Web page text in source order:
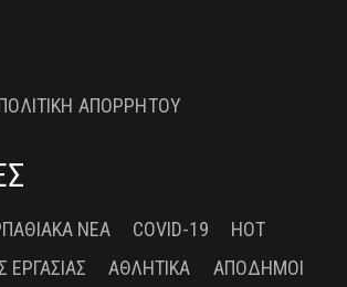
ΑΠΟΡΡΗΤΟΥ
ΝΈΑ COVID-19
HOT
ΕΡΓΑΣΊΑΣ ΑΘΛΗΤΙΚΆ
ΑΠΌΔΗΜΟΙ